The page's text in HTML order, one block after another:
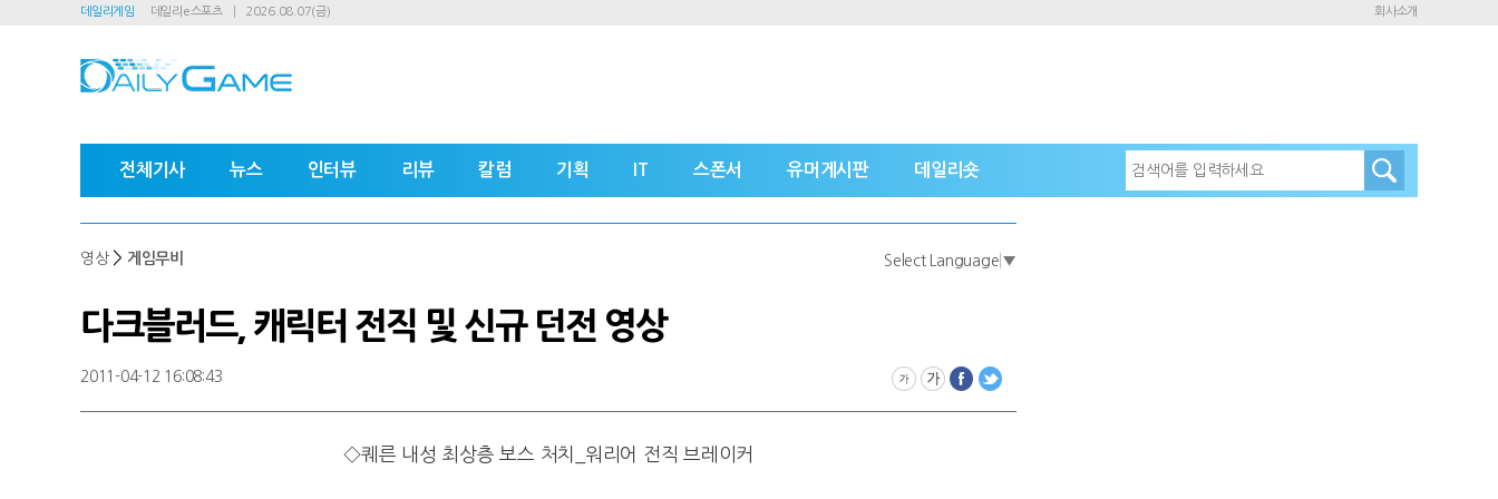
데일리게임 데일리e스포츠 2026.08.07(금) 회사소개
전체기사 뉴스 인터뷰 리뷰 칼럼 기획 IT 스폰서 유머게시판 데일리숏
영상> 게임무비 Select Language ▼
다크블러드, 캐릭터 전직 및 신규 던전 영상
2011-04-12 16:08:43
◇퀘른 내성 최상층 보스 처치_워리어 전직 브레이커